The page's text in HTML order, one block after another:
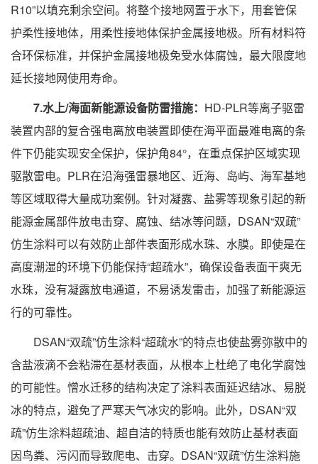
R10”以填充剩余空间。将整个接地网置于水下，用套管保
护柔性接地体，用柔性接地体保护金属接地极。所有材料符
合环保标准，并保护金属接地极免受水体腐蚀，最大限度地
延长接地网使用寿命。
7.水上/海面新能源设备防雷措施： HD-PLR等离子驱雷
装置内部的复合强电离放电装置即使在海平面最难电离的条
件下仍能实现安全保护，保护角84°，在重点保护区域实现
驱散雷电。PLR在沿海强雷暴地区、近海、岛屿、海军基地
等区域取得大量成功案例。针对凝露、盐雾等现象引起的新
能源金属部件放电击穿、腐蚀、结冰等问题，DSAN“双疏”
仿生涂料可以有效防止部件表面形成水珠、水膜。即使是在
高度潮湿的环境下仍能保持“超疏水”，确保设备表面干爽无
水珠，没有凝露放电通道，不易诱发雷击，加强了新能源运
行的可靠性。
DSAN“双疏”仿生涂料“超疏水”的特点也使盐雾弥散中的
含盐液滴不会粘滞在基材表面，从根本上杜绝了电化学腐蚀
的可能性。憎水迁移的结构决定了涂料表面延迟结冰、易脱
冰的特点，避免了严寒天气冰灾的影响。此外，DSAN“双
疏”仿生涂料超疏油、超自洁的特质也能有效防止基材表面
因鸟粪、污闪而导致爬电、击穿。DSAN“双疏”仿生涂料施